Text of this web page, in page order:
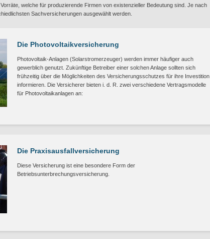
welche für produzierende Firmen von existenzieller Bedeutung sind. Je nach
Sachversicherungen ausgewählt werden.
Die Photovoltaikversicherung
Photovoltaik-Anlagen (Solarstromerzeuger) werden immer häufiger auch
gewerblich genutzt. Zukünftige Betreiber einer solchen Anlage sollten sich
frühzeitig über die Möglichkeiten des Versicherungsschutzes für ihre Investition
informieren. Die Versicherer bieten i. d. R. zwei verschiedene Vertragsmodelle
für Photovoltaikanlagen an:
Die Praxisausfallversicherung
Diese Versicherung ist eine besondere Form der
Betriebsunterbrechungsversicherung.